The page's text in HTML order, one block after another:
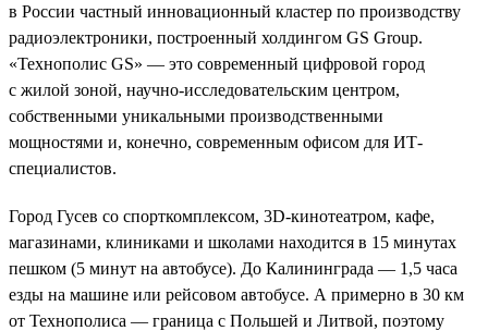
в России частный инновационный кластер по производству
радиоэлектроники, построенный холдингом GS Group.
«Технополис GS» — это современный цифровой город
с жилой зоной, научно-исследовательским центром,
собственными уникальными производственными
мощностями и, конечно, современным офисом для ИТ-
специалистов.
Город Гусев со спорткомплексом, 3D-кинотеатром, кафе,
магазинами, клиниками и школами находится в 15 минутах
пешком (5 минут на автобусе). До Калининграда — 1,5 часа
езды на машине или рейсовом автобусе. А примерно в 30 км
от Технополиса — граница с Польшей и Литвой, поэтому